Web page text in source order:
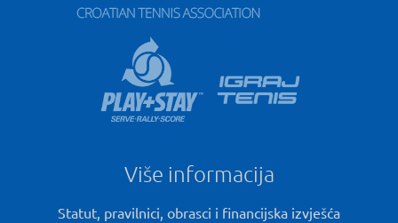
Više informacija
Statut, pravilnici, obrasci i financijska izvješća